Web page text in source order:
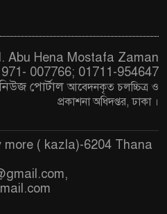
Abu Hena Mostafa Zaman
007766; 01711-954647
পোর্টালআবেদনকৃত চলচ্চিত্র ও
প্রকাশনা অধিদপ্তর, ঢাকা ।
( kazla)-6204 Thana
,